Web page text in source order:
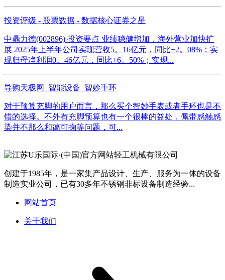
投资评级 - 股票数据 - 数据核心证券之星
中鼎力德(002896) 投资要点 业绩稳健增加，海外营业加快扩
展 2025年上半年公司实现营收5。16亿元，同比+2。08%；实
现归母净利润0。46亿元，同比+6。50%；实现...
导购天极网_智能设备_智妙手环
对于预算充脚的用户而言，那么买个智妙手表或者手环也是不
错的选择。不外有充脚预算也有一个很棒的益处，佩带感触感
染并不那么和蔼可掬等问题，可...
创建于1985年，是一家集产品设计、生产、服务为一体的设备
制造实业公司，已有30多年不锈钢非标设备制造经验...
网站首页
关于我们